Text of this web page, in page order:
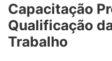
Capacitação
Qualificação
Trabalho